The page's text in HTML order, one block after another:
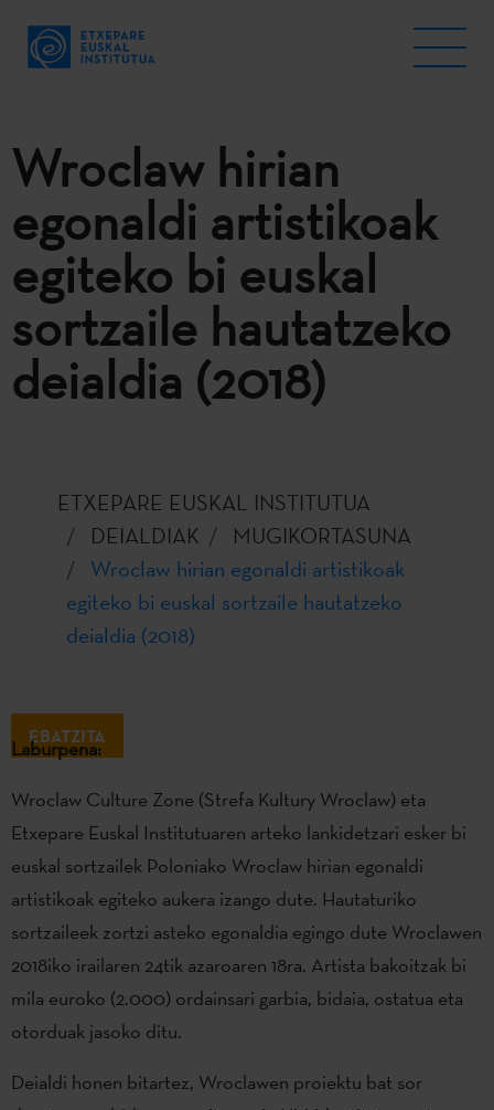
Wroclaw hirian
egonaldi artistikoak
egiteko bi euskal
sortzaile hautatzeko
deialdia (2018)
ETXEPARE EUSKAL INSTITUTUA
DEIALDIAK
MUGIKORTASUNA
Wroclaw hirian egonaldi artistikoak
egiteko bi euskal sortzaile hautatzeko
deialdia (2018)
EBATZITA
Laburpena:
Wroclaw Culture Zone (Strefa Kultury Wroclaw) eta
Etxepare Euskal Institutuaren arteko lankidetzari esker bi
euskal sortzailek Poloniako Wroclaw hirian egonaldi
artistikoak egiteko aukera izango dute. Hautaturiko
sortzaileek zortzi asteko egonaldia egingo dute Wroclawen
2018iko irailaren 24tik azaroaren 18ra. Artista bakoitzak bi
mila euroko (2.000) ordainsari garbia, bidaia, ostatua eta
otorduak jasoko ditu.
Deialdi honen bitartez, Wroclawen proiektu bat sor